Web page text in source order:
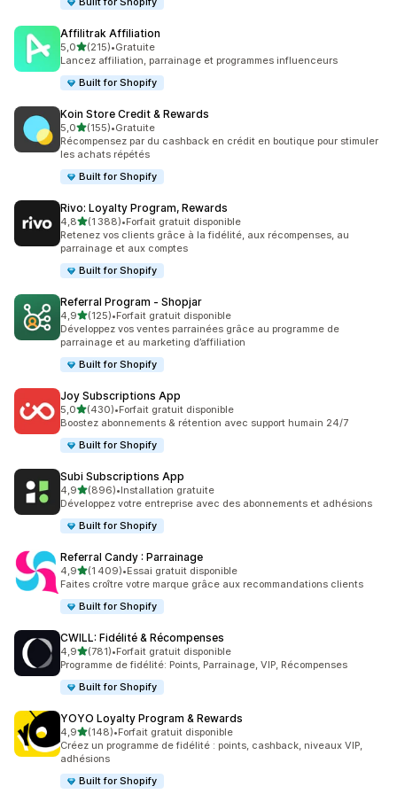
Affilitrak Affiliation
5,0étoile(s) sur 5
(215)
215 avis au total
•Gratuite
Lancez affiliation, parrainage et programmes influenceurs
Built for Shopify
Koin Store Credit & Rewards
5,0étoile(s) sur 5
(155)
155 avis au total
•Gratuite
Récompensez par du cashback en crédit en boutique pour stimuler
les achats répétés
Built for Shopify
Rivo: Loyalty Program, Rewards
4,8étoile(s) sur 5
(1 388)
1388 avis au total
•Forfait gratuit disponible
Retenez vos clients grâce à la fidélité, aux récompenses, au
parrainage et aux comptes
Built for Shopify
Referral Program ‑ Shopjar
4,9étoile(s) sur 5
(125)
125 avis au total
•Forfait gratuit disponible
Développez vos ventes parrainées grâce au programme de
parrainage et au marketing d’affiliation
Built for Shopify
Joy Subscriptions App
5,0étoile(s) sur 5
(430)
430 avis au total
•Forfait gratuit disponible
Boostez abonnements & rétention avec support humain 24/7
Built for Shopify
Subi Subscriptions App
4,9étoile(s) sur 5
(896)
896 avis au total
•Installation gratuite
Développez votre entreprise avec des abonnements et adhésions
Built for Shopify
Referral Candy : Parrainage
4,9étoile(s) sur 5
(1 409)
1409 avis au total
•Essai gratuit disponible
Faites croître votre marque grâce aux recommandations clients
Built for Shopify
CWILL: Fidélité & Récompenses
4,9étoile(s) sur 5
(781)
781 avis au total
•Forfait gratuit disponible
Programme de fidélité: Points, Parrainage, VIP, Récompenses
Built for Shopify
YOYO Loyalty Program & Rewards
4,9étoile(s) sur 5
(148)
148 avis au total
•Forfait gratuit disponible
Créez un programme de fidélité : points, cashback, niveaux VIP,
adhésions
Built for Shopify